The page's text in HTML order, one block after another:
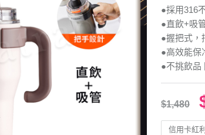
●採用316
●直飲+吸
●握把式，
●高效能保
●不挑飲品
$1,480
信用卡紅